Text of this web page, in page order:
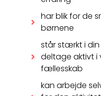
har blik for de
børnene
står stærkt i
deltage aktivt i
fællesskab
kan arbejde